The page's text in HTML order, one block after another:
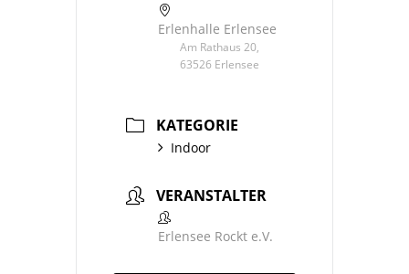
Erlenhalle Erlensee
Am Rathaus 20,
63526 Erlensee
KATEGORIE
Indoor
VERANSTALTER
Erlensee Rockt e.V.